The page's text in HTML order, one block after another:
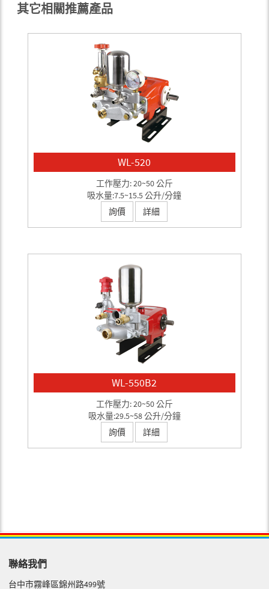
其它相關推薦產品
WL-520
工作壓力: 20~50 公斤
吸水量:7.5~15.5 公升/分鐘
詢價
詳細
WL-550B2
工作壓力: 20~50 公斤
吸水量:29.5~58 公升/分鐘
詢價
詳細
聯絡我們
台中市霧峰區錦州路499號